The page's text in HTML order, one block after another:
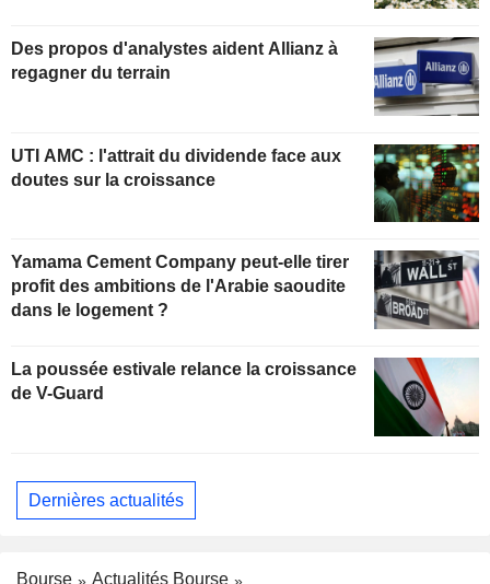
Des propos d'analystes aident Allianz à
regagner du terrain
UTI AMC : l'attrait du dividende face aux
doutes sur la croissance
Yamama Cement Company peut-elle tirer
profit des ambitions de l'Arabie saoudite
dans le logement ?
La poussée estivale relance la croissance
de V-Guard
Dernières actualités
Bourse
Actualités Bourse